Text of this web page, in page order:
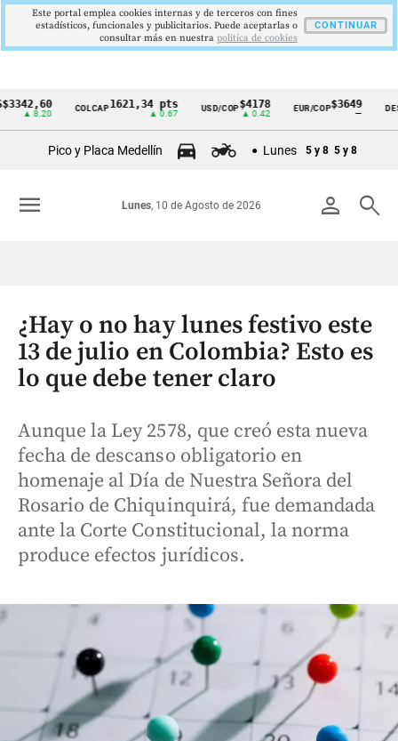
Cintillo
Colombia
COLCAP1621,34 pts USD/COP$4178
▲ 0.42
EUR/COP$3649
—
Pico y Placa Medellín Lunes 5 y 8 5 y 8
person search
Lunes, 10 de Agosto de 2026
menu
¿Hay o no hay lunes festivo este
13 de julio en Colombia? Esto es
lo que debe tener claro
Aunque la Ley 2578, que creó esta nueva
fecha de descanso obligatorio en
homenaje al Día de Nuestra Señora del
Rosario de Chiquinquirá, fue demandada
ante la Corte Constitucional, la norma
produce efectos jurídicos.
Este portal emplea cookies internas y de terceros con fines
estadísticos, funcionales y publicitarios. Puede aceptarlas o
consultar más en nuestra politica de cookies
CONTINUAR